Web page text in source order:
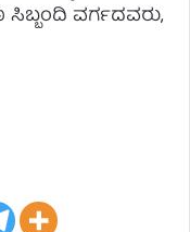
ವರ್ಗದವರು,